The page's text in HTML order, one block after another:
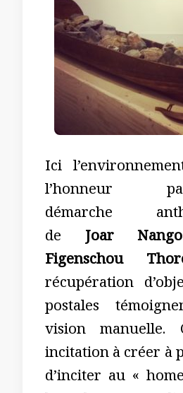
Ici
l’honneur
démarche
de Joar Nango
Figenschou
récupération
postales
vision manuelle.
incitation à créer à
d’inciter au «